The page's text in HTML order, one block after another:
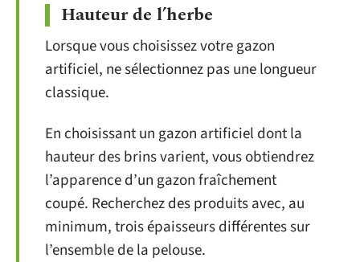
Hauteur de l’herbe
Lorsque vous choisissez votre gazon
artificiel, ne sélectionnez pas une longueur
classique.
En choisissant un gazon artificiel dont la
hauteur des brins varient, vous obtiendrez
l’apparence d’un gazon fraîchement
coupé. Recherchez des produits avec, au
minimum, trois épaisseurs différentes sur
l’ensemble de la pelouse.